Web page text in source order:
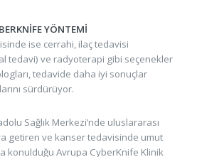
YÖNTEMİ
ise cerrahi, ilaç tedavisi
tedavi) ve radyoterapi gibi seçenekler
tedavide daha iyi sonuçlar
sürdürüyor.
Sağlık Merkezi’nde uluslararası
getiren ve kanser tedavisinde umut
konulduğu Avrupa CyberKnife Klinik